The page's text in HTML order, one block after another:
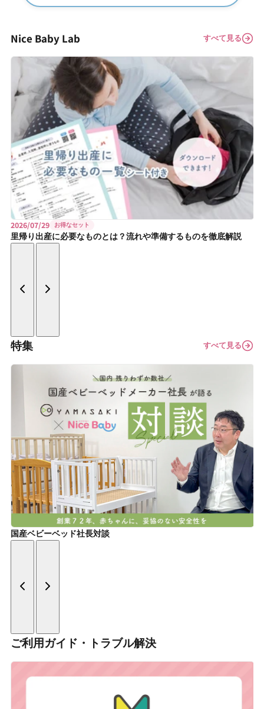
Nice Baby Lab すべて見る
2026/07/29 お得なセット
里帰り出産に必要なものとは？流れや準備するものを徹底解説
特集 すべて見る
国産ベビーベッド社長対談
ご利用ガイド・トラブル解決